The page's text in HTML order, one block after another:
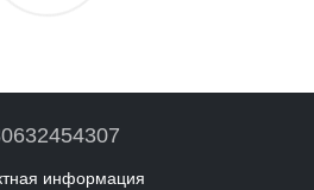
информация